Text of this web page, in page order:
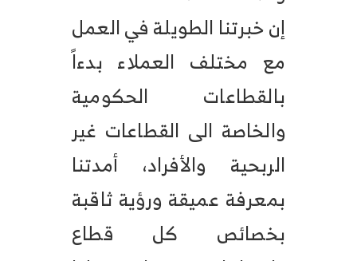
إن خبرتنا الطويلة في العمل
مع مختلف العملاء بدءاً
بالقطاعات الحكومية
والخاصة الى القطاعات غير
الربحية والأفراد، أمدتنا
بمعرفة عميقة ورؤية ثاقبة
بخصائص كل قطاع